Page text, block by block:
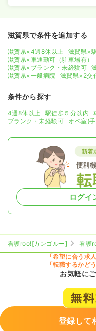
オペ室(手術室)助産
給与 お問い合わせください
時間 8:45～17:00 （休憩
4週8休以上
ブランク可
気になる
2交代（常勤）
給与 30.0万円〜/月 賞
※一例
4週8休以上
ブランク可
気になる
夜勤のみ（常勤）
16:45～9:00（休憩
滋賀県で条件を追加する
滋賀県×4週8休以上
滋賀県×
滋賀県×車通勤可（駐車場有）
滋賀県×ブランク・未経験可
滋賀県×一般病院
滋賀県×2交
条件から探す
4週8休以上 駅徒歩５分以内
ブランク・未経験可
オペ室(
ログイ
看護roo![カンゴルー] 看護
「希望に合う求
「転職するかど
お気軽に
登録して